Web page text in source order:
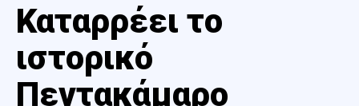
Καταρρέει το
ιστορικό
Πεντακάμαρο